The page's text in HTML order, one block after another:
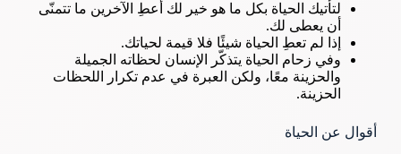
لتأتيك الحياة بكل ما هو خير لك أعطِ الآخرين ما تتمنّى
أن يعطى لك.
إذا لم تعطِ الحياة شيئًا فلا قيمة لحياتك.
وفي زحام الحياة يتذكّر الإنسان لحظاته الجميلة
والحزينة معًا، ولكن العبرة في عدم تكرار اللحظات
الحزينة.
أقوال عن الحياة